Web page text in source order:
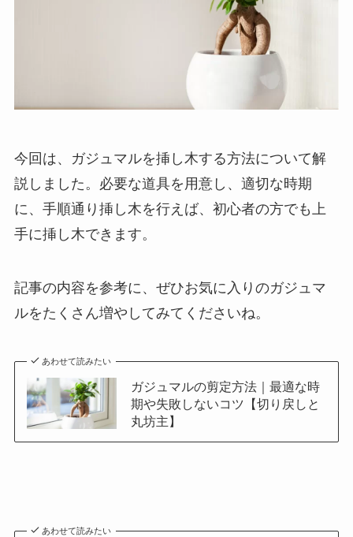
今回は、ガジュマルを挿し木する方法について解
説しました。必要な道具を用意し、適切な時期
に、手順通り挿し木を行えば、初心者の方でも上
手に挿し木できます。
記事の内容を参考に、ぜひお気に入りのガジュマ
ルをたくさん増やしてみてくださいね。
あわせて読みたい
ガジュマルの剪定方法｜最適な時
期や失敗しないコツ【切り戻しと
丸坊主】
あわせて読みたい